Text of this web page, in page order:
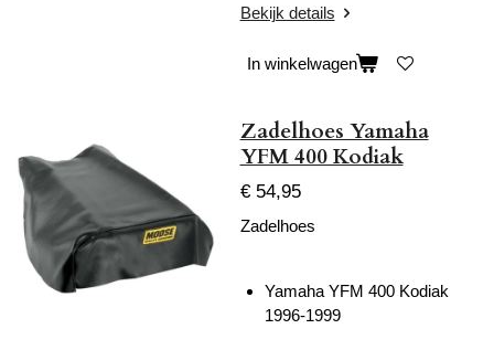
Bekijk details
In winkelwagen
Zadelhoes Yamaha
YFM 400 Kodiak
€ 54,95
Zadelhoes
Yamaha YFM 400 Kodiak
1996-1999